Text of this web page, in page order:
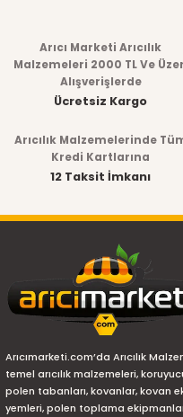
Arıcı Marketi Arıcılık
Malzemeleri 2000 TL Ve
Alışverişlerde
Ücretsiz Kargo
Arıcılık Malzemelerinde
Kredi Kartlarına
12 Taksit İmkanı
Arıcımarketi.com’da Arıcılık
temel arıcılık malzemeleri,
polen tabanları, kovanlar, kovan
yemleri, polen toplama